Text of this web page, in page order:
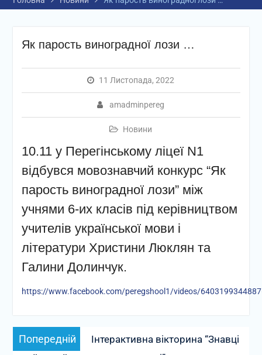
Як парость виноградної лози …
11 Листопада, 2022
amadminpereg
Новини
10.11 у Перегінському ліцеї N1
відбувся мовознавчий конкурс “Як
парость виноградної лози” між
учнями 6-их класів під керівництвом
учителів української мови і
літератури Христини Люклян та
Галини Долинчук.
https://www.facebook.com/peregshool1/videos/
Навігація
записів
Попередній
запис:
Інтерактивна вікторина “Знавці